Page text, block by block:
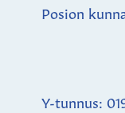
Posion
Y-tunnus: